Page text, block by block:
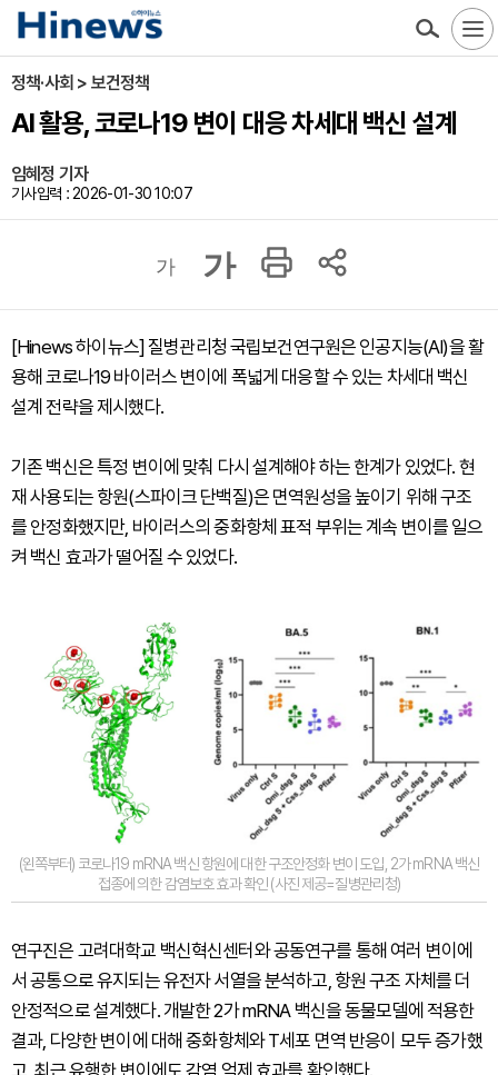
정책·사회 > 보건정책
AI 활용, 코로나19 변이 대응 차세대 백신 설계
임혜정 기자
기사입력 : 2026-01-30 10:07
가 가
[Hinews 하이뉴스] 질병관리청 국립보건연구원은 인공지능(AI)을 활
용해 코로나19 바이러스 변이에 폭넓게 대응할 수 있는 차세대 백신
설계 전략을 제시했다.
기존 백신은 특정 변이에 맞춰 다시 설계해야 하는 한계가 있었다. 현
재 사용되는 항원(스파이크 단백질)은 면역원성을 높이기 위해 구조
를 안정화했지만, 바이러스의 중화항체 표적 부위는 계속 변이를 일으
켜 백신 효과가 떨어질 수 있었다.
(왼쪽부터) 코로나19 mRNA 백신 항원에 대한 구조안정화 변이 도입, 2가 mRNA 백신
접종에 의한 감염보호 효과 확인 (사진 제공=질병관리청)
연구진은 고려대학교 백신혁신센터와 공동연구를 통해 여러 변이에
서 공통으로 유지되는 유전자 서열을 분석하고, 항원 구조 자체를 더
안정적으로 설계했다. 개발한 2가 mRNA 백신을 동물모델에 적용한
결과, 다양한 변이에 대해 중화항체와 T세포 면역 반응이 모두 증가했